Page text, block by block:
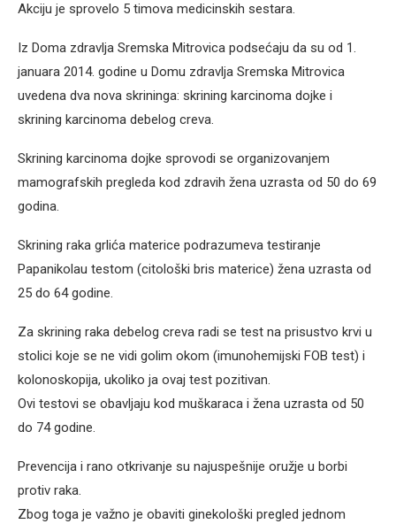
Akciju je sprovelo 5 timova medicinskih sestara.
Iz Doma zdravlja Sremska Mitrovica podsećaju da su od 1.
januara 2014. godine u Domu zdravlja Sremska Mitrovica
uvedena dva nova skrininga: skrining karcinoma dojke i
skrining karcinoma debelog creva.
Skrining karcinoma dojke sprovodi se organizovanjem
mamografskih pregleda kod zdravih žena uzrasta od 50 do 69
godina.
Skrining raka grlića materice podrazumeva testiranje
Papanikolau testom (citološki bris materice) žena uzrasta od
25 do 64 godine.
Za skrining raka debelog creva radi se test na prisustvo krvi u
stolici koje se ne vidi golim okom (imunohemijski FOB test) i
kolonoskopija, ukoliko ja ovaj test pozitivan.
Ovi testovi se obavljaju kod muškaraca i žena uzrasta od 50
do 74 godine.
Prevencija i rano otkrivanje su najuspešnije oružje u borbi
protiv raka.
Zbog toga je važno je obaviti ginekološki pregled jednom